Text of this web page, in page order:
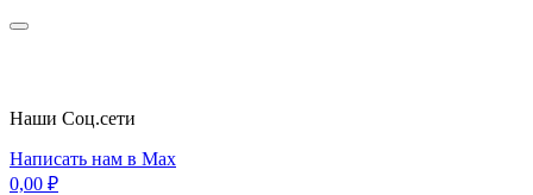
Наши Cоц.сети
Написать нам в Max
0,00 ₽